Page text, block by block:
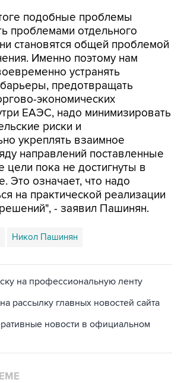
подобные проблемы
проблемами отдельного
становятся общей проблемой
Именно поэтому нам
устранять
предотвращать
экономических
ЕАЭС, надо минимизировать
риски и
укреплять взаимное
направлений поставленные
цели пока не достигнуты в
Это означает, что надо
на практической реализации
- заявил Пашинян.
Никол Пашинян
на профессиональную ленту
рассылку главных новостей сайта
новости в официальном